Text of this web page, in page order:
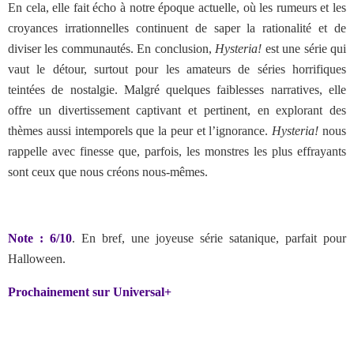
En cela, elle fait écho à notre époque actuelle, où les rumeurs et les
croyances irrationnelles continuent de saper la rationalité et de
diviser les communautés. En conclusion, Hysteria! est une série qui
vaut le détour, surtout pour les amateurs de séries horrifiques
teintées de nostalgie. Malgré quelques faiblesses narratives, elle
offre un divertissement captivant et pertinent, en explorant des
thèmes aussi intemporels que la peur et l’ignorance. Hysteria! nous
rappelle avec finesse que, parfois, les monstres les plus effrayants
sont ceux que nous créons nous-mêmes.
Note : 6/10. En bref, une joyeuse série satanique, parfait pour
Halloween.
Prochainement sur Universal+